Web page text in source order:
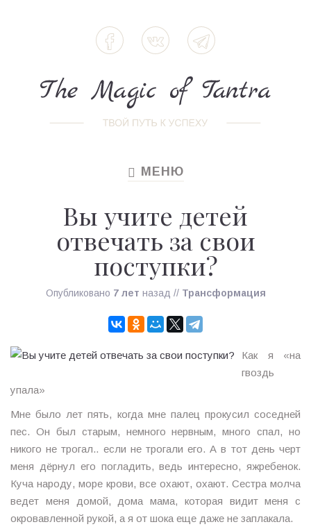
TOGGLE
МЕНЮ
Вы учите детей
отвечать за свои
поступки?
Опубликовано 7 лет назад // Трансформация
Как я «на
гвоздь
упала»
Мне было лет пять, когда мне палец прокусил соседней
пес. Он был старым, немного нервным, много спал, но
никого не трогал.. если не трогали его. А в тот день черт
меня дёрнул его погладить, ведь интересно, яжребенок.
Куча народу, море крови, все охают, охают. Сестра молча
ведет меня домой, дома мама, которая видит меня с
окровавленной рукой, а я от шока еще даже не заплакала.